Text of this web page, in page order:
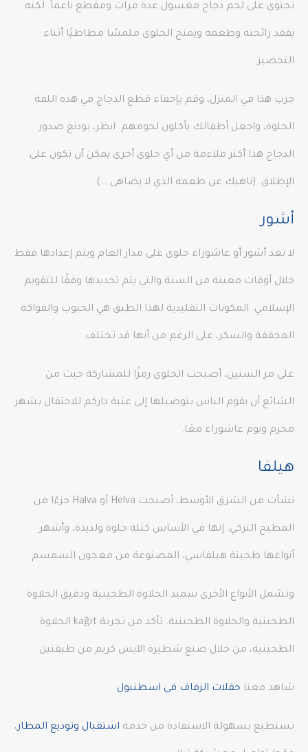
تحتوي على لحم دجاج مغسول عدة مرات ومقطع ناعماً. لكنه
يفقد رائحته وطعمه ويمنح الحلوى ملمسًا مطاطيًا أثناء
التحضير.
جرب هذا في المنزل، وقم بإخفاء قطع الدجاج في هذه اللفة
الحلوة، واجعل أطفالك يأكلون لحومهم. انظر، بودنغ صدور
الدجاج هذا أكثر ملاءمة من أي حلوى أخرى يمكن أن تكون على
الإطلاق. (ناهيك عن طعمه الذي لا يضاهى …)
أشور
لا تعد أشور أو عاشوراء حلوى على مدار العام ويتم إعدادها فقط
خلال أوقات معينة من السنة والتي يتم تحديدها وفقًا للتقويم
الإسلامي. المكونات التقليدية لهذا الطبق هي الحبوب والفواكه
المجففة والسكر، على الرغم من أنها قد تختلف.
على مر السنين، أصبحت الحلوى رمزًا للمشاركة حيث من
الشائع أن يقوم الناس بتوصيلها إلى عتبة داركم للاحتفال بشهر
محرم ويوم عاشوراء معًا.
هيلفا
نشأت من الشرق الأوسط، أصبحت Helva أو Halva جزءًا من
المطبخ التركي. إنها في الأساس كتلة حلوة ولذيذة، وأشهر
أنواعها طحينة هيلفاسي، المصنوعة من معجون السمسم.
وتشمل الأنواع الأخرى سميد الحلاوة الطحينية ودقيق الحلاوة
الطحينية والحلاوة الطحينية. تأكد من تجربة kağıt الحلاوة
الطحينية، من خلال صنع شطيرة الآيس كريم من طبقتين.
شاهد معنا حفلات الزفاف في اسطنبول
تستطيع بسهولة الاستفادة من خدمة استقبال وتوديع المطار،